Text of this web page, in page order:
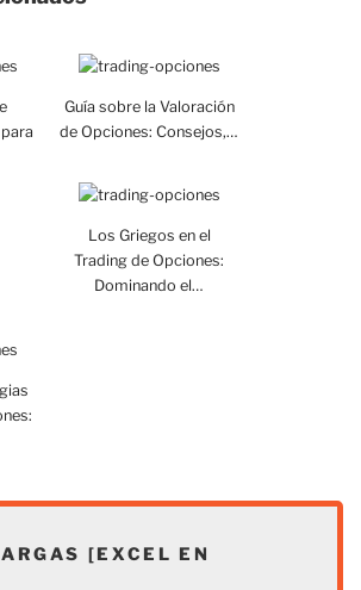
Guía sobre la Valoración
de Opciones: Consejos,…
Los Griegos en el
Trading de Opciones:
Dominando el…
[EXCEL EN